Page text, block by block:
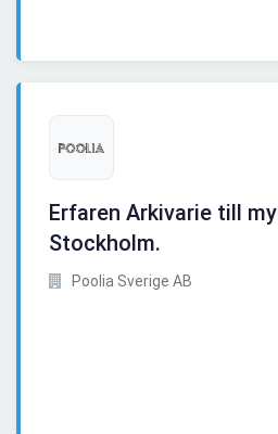
Erfaren Arkivarie till
Stockholm.
Poolia Sverige AB